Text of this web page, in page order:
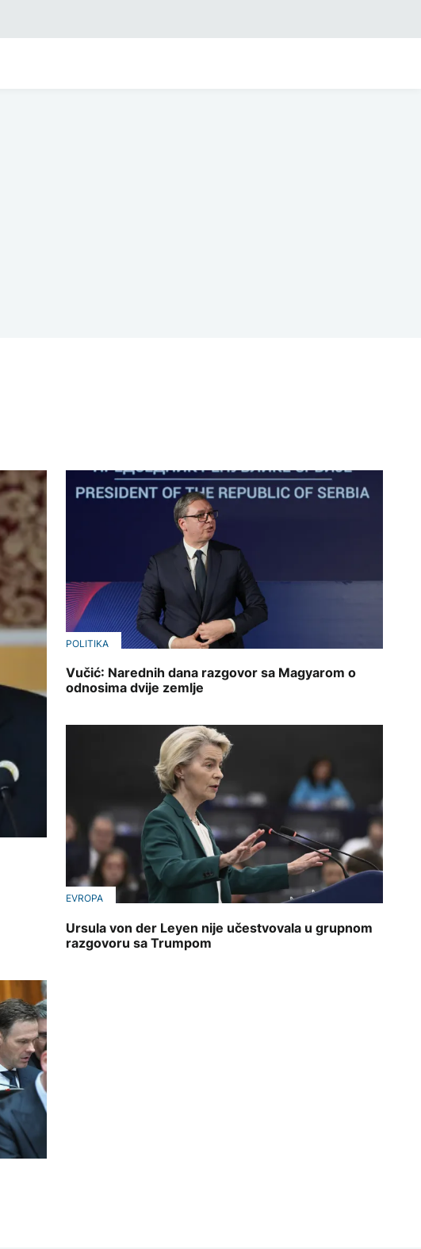
POLITIKA
Vučić: Narednih dana razgovor sa Magyarom o
odnosima dvije zemlje
EVROPA
Ursula von der Leyen nije učestvovala u grupnom
razgovoru sa Trumpom